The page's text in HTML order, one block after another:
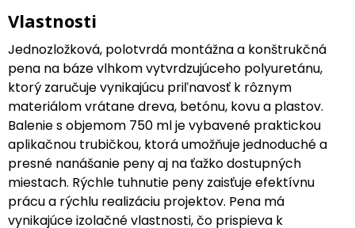
Vlastnosti
Jednozložková, polotvrdá montážna a konštrukčná
pena na báze vlhkom vytvrdzujúceho polyuretánu,
ktorý zaručuje vynikajúcu priľnavosť k rôznym
materiálom vrátane dreva, betónu, kovu a plastov.
Balenie s objemom 750 ml je vybavené praktickou
aplikačnou trubičkou, ktorá umožňuje jednoduché a
presné nanášanie peny aj na ťažko dostupných
miestach. Rýchle tuhnutie peny zaisťuje efektívnu
prácu a rýchlu realizáciu projektov. Pena má
vynikajúce izolačné vlastnosti, čo prispieva k